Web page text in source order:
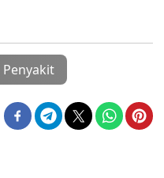
Penyakit